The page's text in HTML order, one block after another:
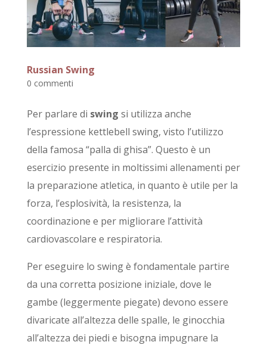
Russian Swing
0 commenti
Per parlare di swing si utilizza anche
l’espressione kettlebell swing, visto l’utilizzo
della famosa “palla di ghisa”. Questo è un
esercizio presente in moltissimi allenamenti per
la preparazione atletica, in quanto è utile per la
forza, l’esplosività, la resistenza, la
coordinazione e per migliorare l’attività
cardiovascolare e respiratoria.
Per eseguire lo swing è fondamentale partire
da una corretta posizione iniziale, dove le
gambe (leggermente piegate) devono essere
divaricate all’altezza delle spalle, le ginocchia
all’altezza dei piedi e bisogna impugnare la